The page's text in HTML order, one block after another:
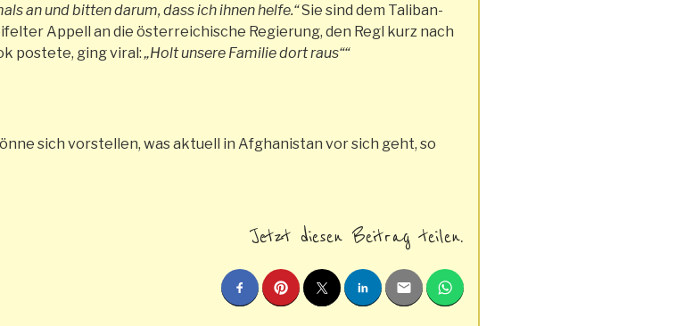
an und bitten darum, dass ich ihnen helfe.“Sie sind dem Taliban-
Appell an die österreichische Regierung, den Regl kurz nach
postete, ging viral:„Holt unsere Familie dort raus““
sich vorstellen, was aktuell in Afghanistan vor sich geht, so
Jetzt diesen Beitrag teilen.